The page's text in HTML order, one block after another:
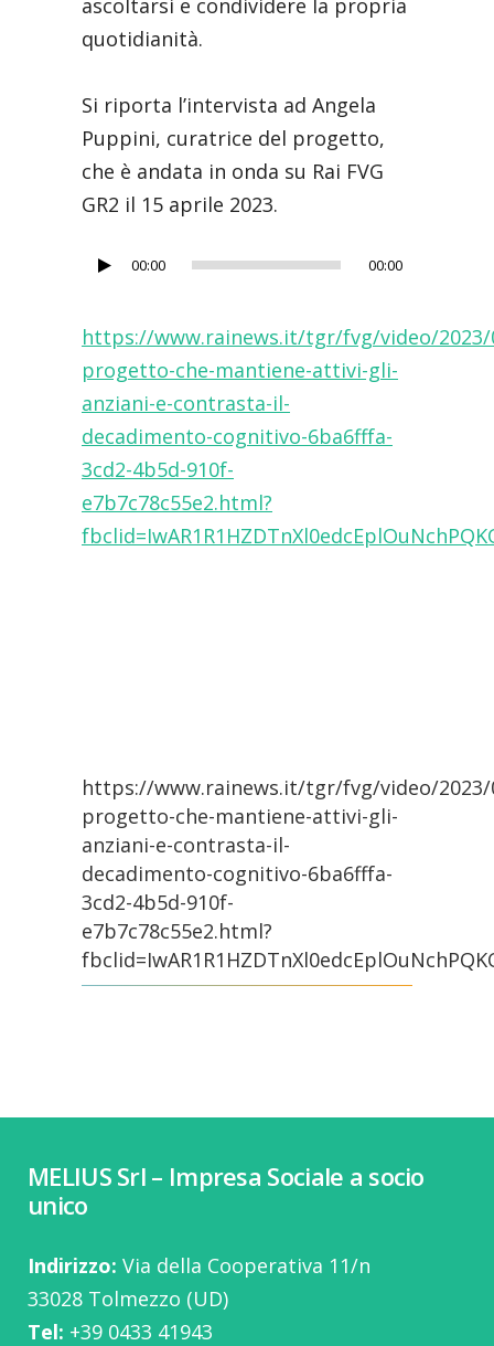
quotidianità.
Si riporta l’intervista ad Angela
Puppini, curatrice del progetto,
che è andata in onda su Rai FVG
GR2 il 15 aprile 2023.
Audio00:00 00:00
https://www.rainews.it/tgr/fvg/video/
progetto-che-mantiene-attivi-gli-
anziani-e-contrasta-il-
decadimento-cognitivo-6ba6fffa-
3cd2-4b5d-910f-
e7b7c78c55e2.html?
https://www.rainews.it/tgr/fvg/video/
progetto-che-mantiene-attivi-gli-
anziani-e-contrasta-il-
decadimento-cognitivo-6ba6fffa-
3cd2-4b5d-910f-
e7b7c78c55e2.html?
MELIUS Srl – Impresa Sociale a socio
unico
Indirizzo: Via della Cooperativa 11/n
33028 Tolmezzo (UD)
Tel: ‭+39 0433 41943